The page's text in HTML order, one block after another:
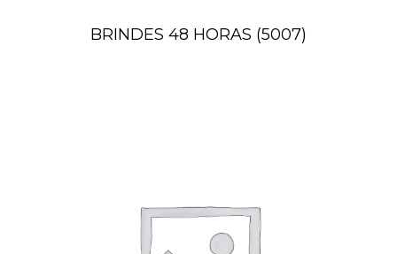
BRINDES 48 HORAS (5007)